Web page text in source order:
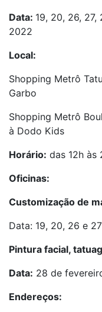
Data: 19, 20, 26,
2022
Local:
Shopping Metrô
Garbo
Shopping Metrô
à Dodo Kids
Horário: das 12h às
Oficinas:
Customização de
Data: 19, 20, 26 e
Pintura facial,
Data: 28 de
Endereços: